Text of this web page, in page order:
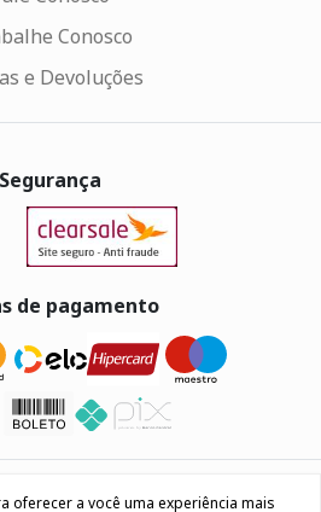
Conosco
e Devoluções
Segurança
de pagamento
Eletrônicos - CNPJ
oferecer a você uma experiência mais